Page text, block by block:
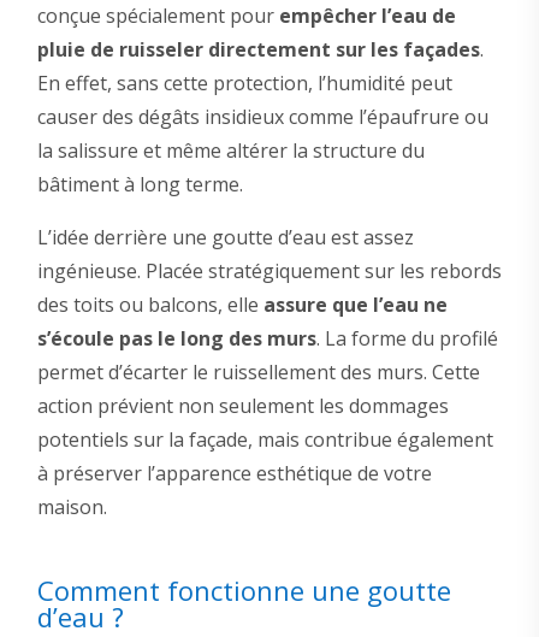
conçue spécialement pour empêcher l’eau de
pluie de ruisseler directement sur les façades.
En effet, sans cette protection, l’humidité peut
causer des dégâts insidieux comme l’épaufrure ou
la salissure et même altérer la structure du
bâtiment à long terme.
L’idée derrière une goutte d’eau est assez
ingénieuse. Placée stratégiquement sur les rebords
des toits ou balcons, elle assure que l’eau ne
s’écoule pas le long des murs. La forme du profilé
permet d’écarter le ruissellement des murs. Cette
action prévient non seulement les dommages
potentiels sur la façade, mais contribue également
à préserver l’apparence esthétique de votre
maison.
Comment fonctionne une goutte
d’eau ?